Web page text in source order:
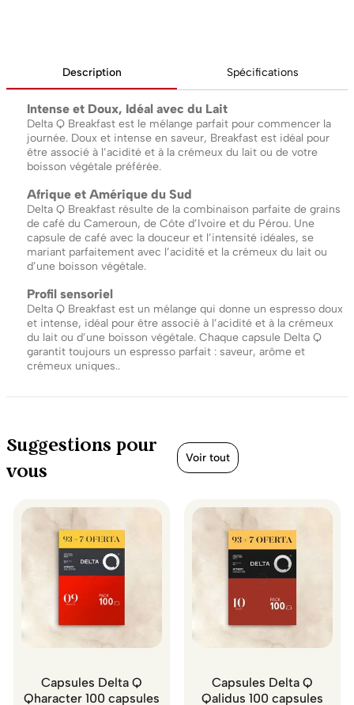
Description Spécifications
Intense et Doux, Idéal avec du Lait
Delta Q Breakfast est le mélange parfait pour commencer la
journée. Doux et intense en saveur, Breakfast est idéal pour
être associé à l’acidité et à la crémeux du lait ou de votre
boisson végétale préférée.
Afrique et Amérique du Sud
Delta Q Breakfast résulte de la combinaison parfaite de grains
de café du Cameroun, de Côte d’Ivoire et du Pérou. Une
capsule de café avec la douceur et l’intensité idéales, se
mariant parfaitement avec l’acidité et la crémeux du lait ou
d’une boisson végétale.
Profil sensoriel
Delta Q Breakfast est un mélange qui donne un espresso doux
et intense, idéal pour être associé à l’acidité et à la crémeux
du lait ou d’une boisson végétale. Chaque capsule Delta Q
garantit toujours un espresso parfait : saveur, arôme et
crémeux uniques..
Suggestions pour
vous
Voir tout
Capsules Delta Q
Qharacter 100 capsules
Capsules Delta Q
Qalidus 100 capsules